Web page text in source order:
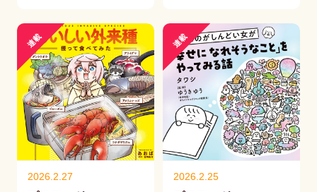
連載
2026.2.27
連載
2026.2.25